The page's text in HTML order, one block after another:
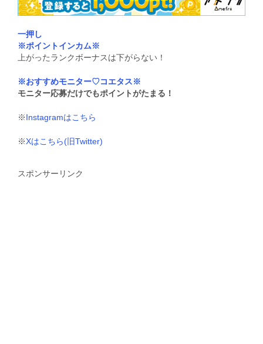
一押し
※ポイントインカム※
上がったランクボーナスは下がらない！
※おすすめモニター♡コエタス※
モニター応募だけでもポイントがたまる！
※Instagramはこちら
※Xはこちら(旧Twitter)
スポンサーリンク